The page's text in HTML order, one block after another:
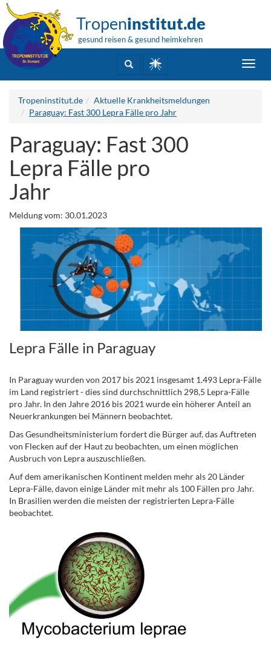
Tropeninstitut.de
gesund reisen & gesund heimkehren
Tropeninstitut.de
Aktuelle Krankheitsmeldungen
Paraguay: Fast 300 Lepra Fälle pro Jahr
Paraguay: Fast 300
Lepra Fälle pro
Jahr
Meldung vom: 30.01.2023
Lepra Fälle in Paraguay
In Paraguay wurden von 2017 bis 2021 insgesamt 1.493 Lepra-Fälle
im Land registriert - dies sind durchschnittlich 298,5 Lepra-Fälle
pro Jahr. In den Jahre 2016 bis 2021 wurde ein höherer Anteil an
Neuerkrankungen bei Männern beobachtet.
Das Gesundheitsministerium fordert die Bürger auf, das Auftreten
von Flecken auf der Haut zu beobachten, um einen möglichen
Ausbruch von Lepra auszuschließen.
Auf dem amerikanischen Kontinent melden mehr als 20 Länder
Lepra-Fälle, davon einige Länder mit mehr als 100 Fällen pro Jahr.
In Brasilien werden die meisten der registrierten Lepra-Fälle
beobachtet.